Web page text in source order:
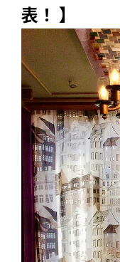
表！ 】